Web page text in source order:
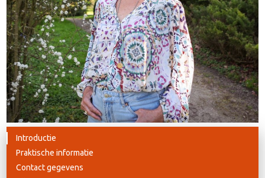
Introductie
Praktische informatie
Contact gegevens